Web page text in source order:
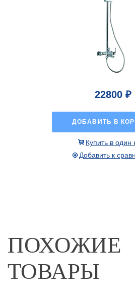
22800 ₽
ДОБАВИТЬ В
Купить в один
Добавить к
ПОХОЖИЕ
ТОВАРЫ